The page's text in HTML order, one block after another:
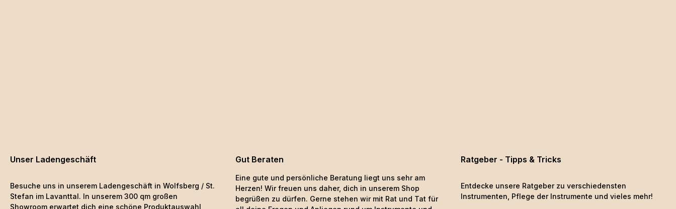
Unser Ladengeschäft
Besuche uns in unserem Ladengeschäft in Wolfsberg / St.
Stefan im Lavanttal. In unserem 300 qm großen
Showroom erwartet dich eine schöne Produktauswahl
Gut Beraten
Eine gute und persönliche Beratung liegt uns sehr am
Herzen! Wir freuen uns daher, dich in unserem Shop
begrüßen zu dürfen. Gerne stehen wir mit Rat und Tat für
Ratgeber - Tipps & Tricks
Entdecke unsere Ratgeber zu verschiedensten
Instrumenten, Pflege der Instrumente und vieles mehr!